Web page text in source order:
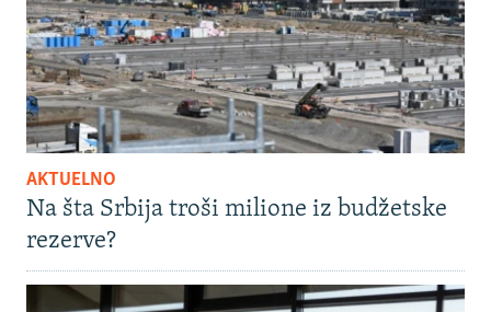
AKTUELNO
Na šta Srbija troši milione iz budžetske
rezerve?